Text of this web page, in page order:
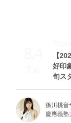
8.4
Tue
【
好印
旬ス
Theme
篠川桃音
慶應義塾